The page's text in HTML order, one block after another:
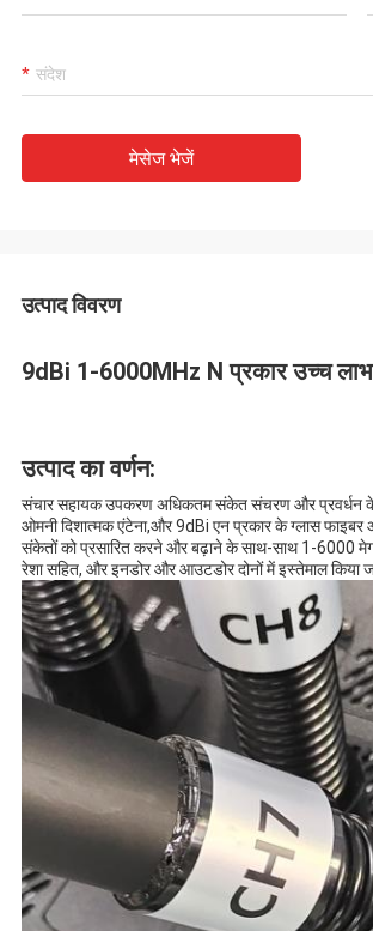
मेसेज भेजें
उत्पाद विवरण
9dBi 1-6000MHz N प्रकार उच्च लाभ
उत्पाद का वर्णन:
संचार सहायक उपकरण अधिकतम संकेत संचरण और प्रवर्धन के
ओमनी दिशात्मक एंटेना,और 9dBi एन प्रकार के ग्लास फाइबर
संकेतों को प्रसारित करने और बढ़ाने के साथ-साथ 1-6000
रेशा सहित, और इनडोर और आउटडोर दोनों में इस्तेमाल किया